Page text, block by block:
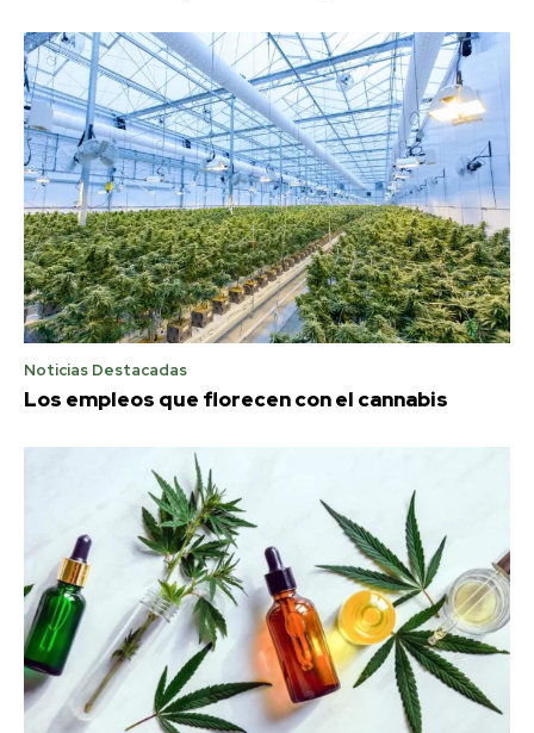
Noticias Destacadas
Los empleos que florecen con el cannabis